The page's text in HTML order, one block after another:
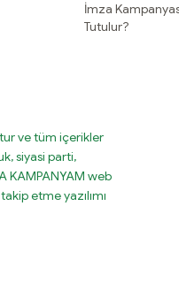
İmza
Tutulur?
ve tüm içerikler
siyasi parti,
KAMPANYAM web
etme yazılımı